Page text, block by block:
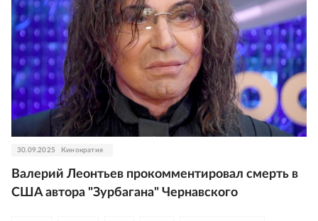
30.09.2025 Кинократия
Валерий Леонтьев прокомментировал смерть в
США автора "Зурбагана" Чернавского